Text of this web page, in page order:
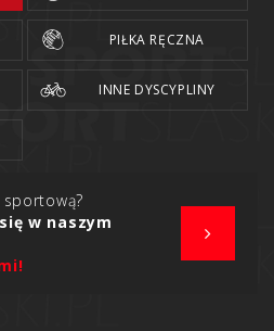
PIŁKA RĘCZNA
INNE DYSCYPLINY
w naszym